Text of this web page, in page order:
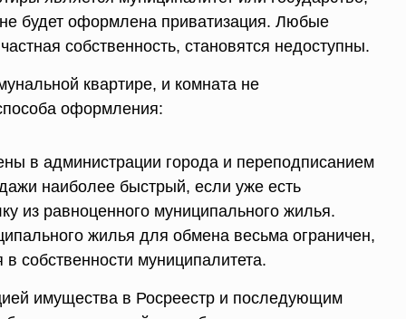
будет оформлена приватизация. Любые
собственность, становятся недоступны.
квартире, и комната не
оформления:
в администрации города и переподписанием
наиболее быстрый, если уже есть
из равноценного муниципального жилья.
жилья для обмена весьма ограничен,
собственности муниципалитета.
имущества в Росреестр и последующим